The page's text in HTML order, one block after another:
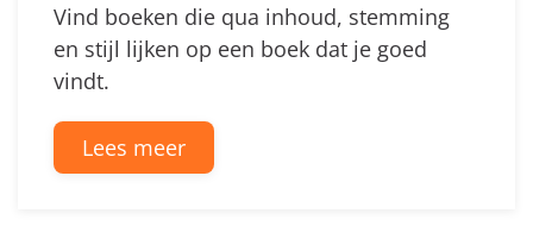
Vind boeken die qua inhoud, stemming
en stijl lijken op een boek dat je goed
vindt.
Lees meer